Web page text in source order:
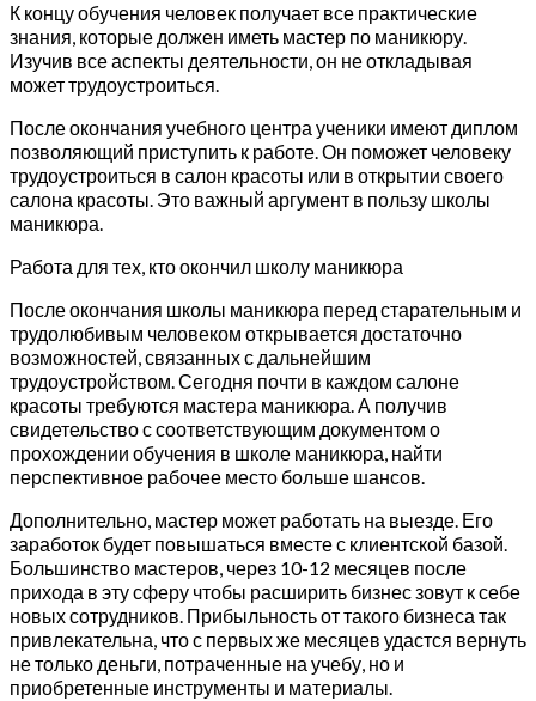
К концу обучения человек получает все практические
знания, которые должен иметь мастер по маникюру.
Изучив все аспекты деятельности, он не откладывая
может трудоустроиться.
После окончания учебного центра ученики имеют диплом
позволяющий приступить к работе. Он поможет человеку
трудоустроиться в салон красоты или в открытии своего
салона красоты. Это важный аргумент в пользу школы
маникюра.
Работа для тех, кто окончил школу маникюра
После окончания школы маникюра перед старательным и
трудолюбивым человеком открывается достаточно
возможностей, связанных с дальнейшим
трудоустройством. Сегодня почти в каждом салоне
красоты требуются мастера маникюра. А получив
свидетельство с соответствующим документом о
прохождении обучения в школе маникюра, найти
перспективное рабочее место больше шансов.
Дополнительно, мастер может работать на выезде. Его
заработок будет повышаться вместе с клиентской базой.
Большинство мастеров, через 10-12 месяцев после
прихода в эту сферу чтобы расширить бизнес зовут к себе
новых сотрудников. Прибыльность от такого бизнеса так
привлекательна, что с первых же месяцев удастся вернуть
не только деньги, потраченные на учебу, но и
приобретенные инструменты и материалы.